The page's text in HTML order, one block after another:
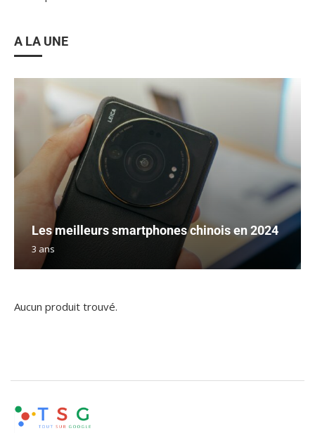
A LA UNE
Les meilleurs smartphones chinois en 2024
3 ans
Aucun produit trouvé.